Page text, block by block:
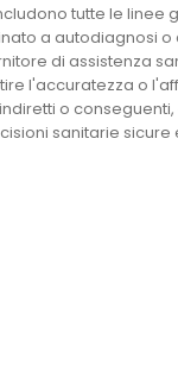
tutte le
a autodiagnosi
di assistenza
l'accuratezza o
o
sanitarie sicure